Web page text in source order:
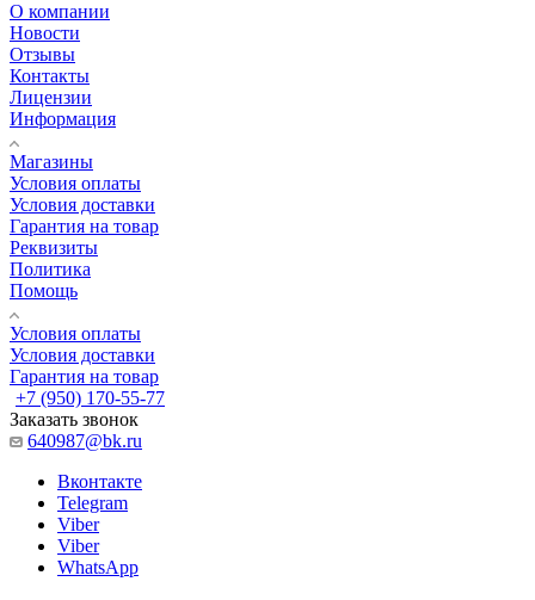
О компании
Новости
Отзывы
Контакты
Лицензии
Информация
Магазины
Условия оплаты
Условия доставки
Гарантия на товар
Реквизиты
Политика
Помощь
Условия оплаты
Условия доставки
Гарантия на товар
+7 (950) 170-55-77
Заказать звонок
640987@bk.ru
Вконтакте
Telegram
Viber
Viber
WhatsApp